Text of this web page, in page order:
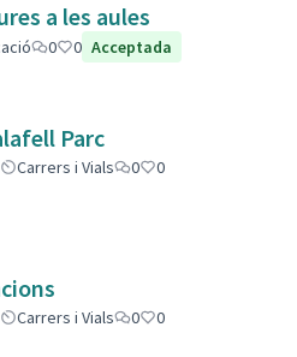
a les aules
0 0 Acceptada
Parc
Carrers i Vials 0
0
Carrers i Vials 0
0